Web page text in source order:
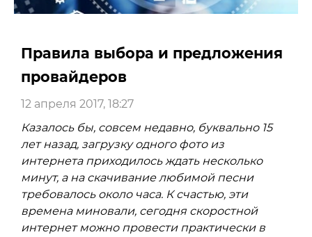
Правила выбора и предложения
провайдеров
12 апреля 2017, 18:27
Казалось бы, совсем недавно, буквально 15
лет назад, загрузку одного фото из
интернета приходилось ждать несколько
минут, а на скачивание любимой песни
требовалось около часа. К счастью, эти
времена миновали, сегодня скоростной
интернет можно провести практически в